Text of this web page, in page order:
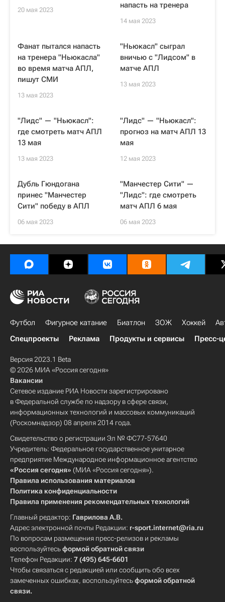
20 мая 2023
напасть на тренера
14 мая 2023
Фанат пытался напасть
на тренера "Ньюкасла"
во время матча АПЛ,
пишут СМИ
13 мая 2023
"Ньюкасл" сыграл
вничью с "Лидсом" в
матче АПЛ
13 мая 2023
"Лидс" — "Ньюкасл":
где смотреть матч АПЛ
13 мая
13 мая 2023
"Лидс" — "Ньюкасл":
прогноз на матч АПЛ 13
мая
12 мая 2023
Дубль Гюндогана
принес "Манчестер
Сити" победу в АПЛ
06 мая 2023
"Манчестер Сити" —
"Лидс": где смотреть
матч АПЛ 6 мая
06 мая 2023
Футбол Фигурное катание Биатлон ЗОЖ Хоккей
Спецпроекты
Реклама Продукты и сервисы Пресс-
Версия 2023.1 Beta
© 2026 МИА «Россия сегодня»
Вакансии
Сетевое издание РИА Новости зарегистрировано
в Федеральной службе по надзору в сфере связи,
информационных технологий и массовых коммуникаций
(Роскомнадзор) 08 апреля 2014 года.
Свидетельство о регистрации Эл № ФС77-57640
Учредитель: Федеральное государственное унитарное
предприятие Международное информационное агентство
«Россия сегодня» (МИА «Россия сегодня»).
Правила использования материалов
Политика конфиденциальности
Правила применения рекомендательных технологий
Главный редактор: Гаврилова А.В.
Адрес электронной почты Редакции: r-sport.internet@ria.ru
По вопросам размещения пресс-релизов и рекламы
воспользуйтесьформой обратной связи
Телефон Редакции: 7 (495) 645-6601
Чтобы связаться с редакцией или сообщить обо всех
замеченных ошибках, воспользуйтесьформой обратной
связи.